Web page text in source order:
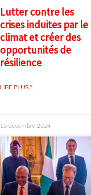
Lutter contre les
crises induites par le
climat et créer des
opportunités de
résilience
LIRE PLUS "
19 décembre 2024